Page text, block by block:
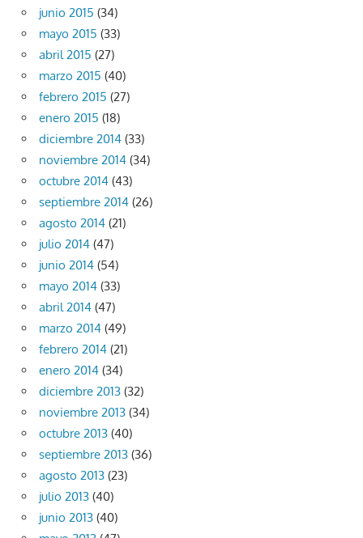
junio 2015 (34)
mayo 2015 (33)
abril 2015 (27)
marzo 2015 (40)
febrero 2015 (27)
enero 2015 (18)
diciembre 2014 (33)
noviembre 2014 (34)
octubre 2014 (43)
septiembre 2014 (26)
agosto 2014 (21)
julio 2014 (47)
junio 2014 (54)
mayo 2014 (33)
abril 2014 (47)
marzo 2014 (49)
febrero 2014 (21)
enero 2014 (34)
diciembre 2013 (32)
noviembre 2013 (34)
octubre 2013 (40)
septiembre 2013 (36)
agosto 2013 (23)
julio 2013 (40)
junio 2013 (40)